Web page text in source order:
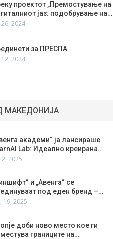
проектот „Премостување на
јаз: подобрување на…
26, 2024
за ПРЕСПА
12, 2024
МАКЕДОНИЈА
академи“ ја лансираше
Lab: Идеално креирана…
2, 2025
и „Авенга“ се
под еден бренд –…
19, 2025
доби ново место кое ги
границите на…